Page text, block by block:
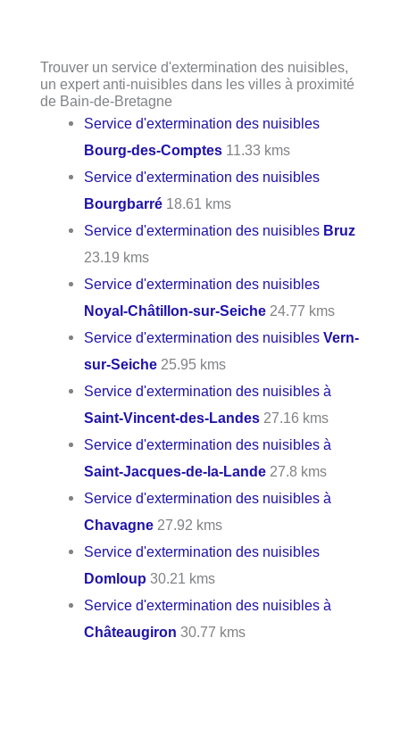
Trouver un service d'extermination des nuisibles,
un expert anti-nuisibles dans les villes à proximité
de Bain-de-Bretagne
Service d'extermination des nuisibles
Bourg-des-Comptes 11.33 kms
Service d'extermination des nuisibles
Bourgbarré 18.61 kms
Service d'extermination des nuisibles Bruz
23.19 kms
Service d'extermination des nuisibles
Noyal-Châtillon-sur-Seiche 24.77 kms
Service d'extermination des nuisiblesVern-
sur-Seiche 25.95 kms
Service d'extermination des nuisibles à
Saint-Vincent-des-Landes 27.16 kms
Service d'extermination des nuisibles à
Saint-Jacques-de-la-Lande 27.8 kms
Service d'extermination des nuisibles à
Chavagne 27.92 kms
Service d'extermination des nuisibles
Domloup 30.21 kms
Service d'extermination des nuisibles à
Châteaugiron 30.77 kms